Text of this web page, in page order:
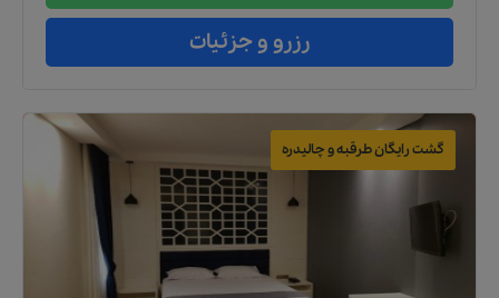
رزرو و جزئیات
گشت رایگان طرقبه و چالیدره